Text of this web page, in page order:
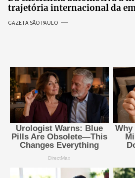
trajetória internacional da
GAZETA SÃO PAULO